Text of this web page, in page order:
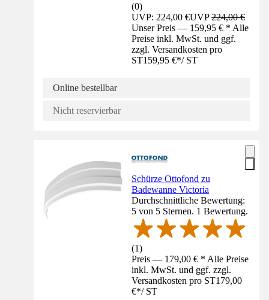
(0)
UVP: 224,00 €UVP224,00 €
Unser Preis — 159,95 € * Alle
Preise inkl. MwSt. und ggf.
zzgl. Versandkosten pro
ST159,95 €*/ ST
Online bestellbar
Nicht reservierbar
Schürze Ottofond zu
Badewanne Victoria
Durchschnittliche Bewertung:
5 von 5 Sternen. 1 Bewertung.
(1)
Preis — 179,00 € * Alle Preise
inkl. MwSt. und ggf. zzgl.
Versandkosten pro ST179,00
€*/ ST